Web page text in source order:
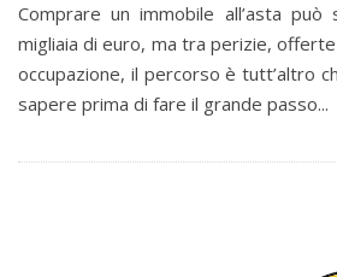
Comprare un immobile all’asta può
migliaia di euro, ma tra perizie,
occupazione, il percorso è tutt’altro
sapere prima di fare il grande passo...